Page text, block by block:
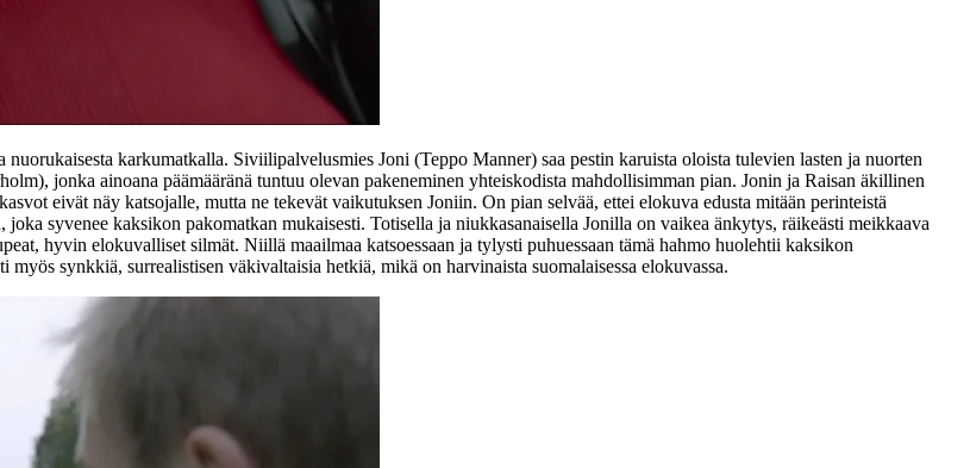
nuorukaisesta karkumatkalla. Siviilipalvelusmies Joni (Teppo Manner) saa pestin karuista oloista tulevien lasten ja nuorten
), jonka ainoana päämääränä tuntuu olevan pakeneminen yhteiskodista mahdollisimman pian. Jonin ja Raisan äkillinen
eivät näy katsojalle, mutta ne tekevät vaikutuksen Joniin. On pian selvää, ettei elokuva edusta mitään perinteistä
syvenee kaksikon pakomatkan mukaisesti. Totisella ja niukkasanaisella Jonilla on vaikea änkytys, räikeästi meikkaava
hyvin elokuvalliset silmät. Niillä maailmaa katsoessaan ja tylysti puhuessaan tämä hahmo huolehtii kaksikon
synkkiä, surrealistisen väkivaltaisia hetkiä, mikä on harvinaista suomalaisessa elokuvassa.